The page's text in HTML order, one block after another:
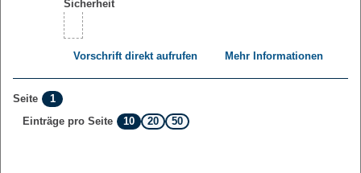
Vorschrift direkt aufrufen Mehr Informationen
Seite
1
Einträge pro Seite
10 20 50